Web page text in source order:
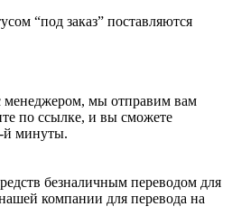
“под заказ” поставляются
менеджером, мы отправим вам
по ссылке, и вы сможете
й минуты.
безналичным переводом для
компании для перевода на